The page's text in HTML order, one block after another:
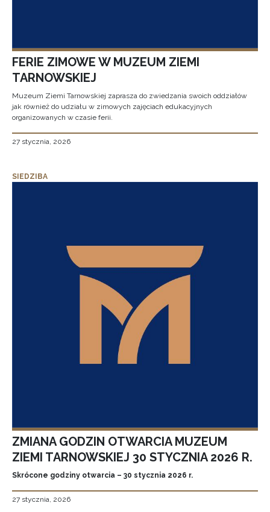
FERIE ZIMOWE W MUZEUM ZIEMI
TARNOWSKIEJ
Muzeum Ziemi Tarnowskiej zaprasza do zwiedzania swoich oddziałów
jak również do udziału w zimowych zajęciach edukacyjnych
organizowanych w czasie ferii.
27 stycznia, 2026
SIEDZIBA
ZMIANA GODZIN OTWARCIA MUZEUM
ZIEMI TARNOWSKIEJ 30 STYCZNIA 2026 R.
Skrócone godziny otwarcia – 30 stycznia 2026 r.
27 stycznia, 2026